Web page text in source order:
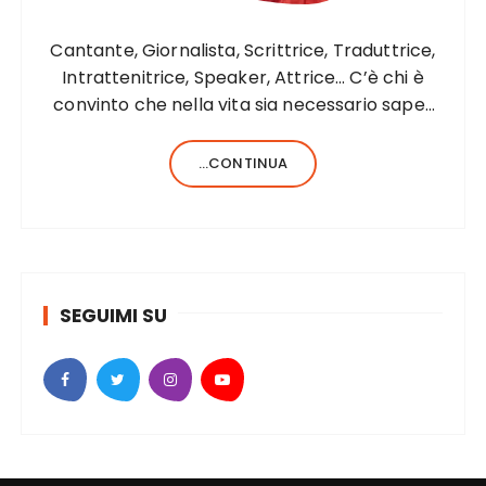
Cantante, Giornalista, Scrittrice, Traduttrice,
Intrattenitrice, Speaker, Attrice… C’è chi è
convinto che nella vita sia necessario saper
forse anche perché aiutato da una fortunata
formula del codice genetico, di cose ne…
...CONTINUA
SEGUIMI SU